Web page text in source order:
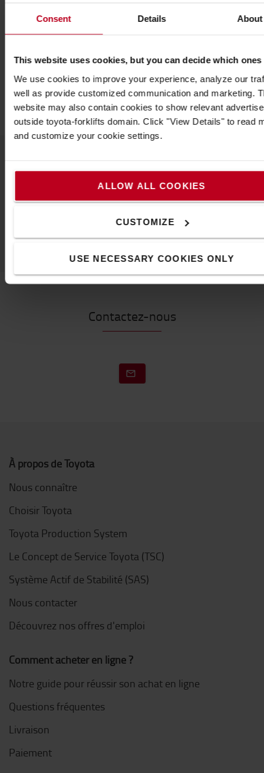
Consent Details About
This website uses cookies, but you can decide which ones
We use cookies to improve your experience, analyze our
well as provide customized communication and marketing.
website may also contain cookies to show relevant
outside toyota-forklifts domain. Click "View Details" to read
and customize your cookie settings.
ALLOW ALL COOKIES
CUSTOMIZE
USE NECESSARY COOKIES ONLY
*Température de fonctionnement : -20 à +40
*Couleur des LED : Blanc
*Température de couleur : 4600K à 5400k
*Indice de rendu des couleurs : 80
*Test de chute : 2 mètres
Populaire accessoires
VOIR TOUS NOS ACCESSOIRES
Contactez-nous
À propos de Toyota
Nous connaître
Choisir Toyota
Toyota Production System
Le Concept de Service Toyota (TSC)
Système Actif de Stabilité (SAS)
Nous contacter
Découvrez nos offres d'emploi
Comment acheter en ligne ?
Notre guide pour réussir son achat en ligne
Questions fréquentes
Livraison
Paiement